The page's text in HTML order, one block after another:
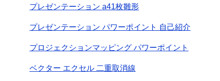
プレゼンテーション a41枚雛形
プレゼンテーション パワーポイント 自己紹介
プロジェクションマッピング パワーポイント
ベクター エクセル 二重取消線